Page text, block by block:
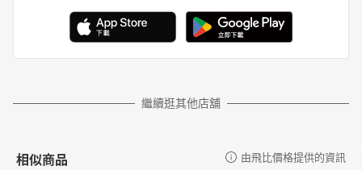
繼續逛其他店舖
相似商品 由飛比價格提供的資訊